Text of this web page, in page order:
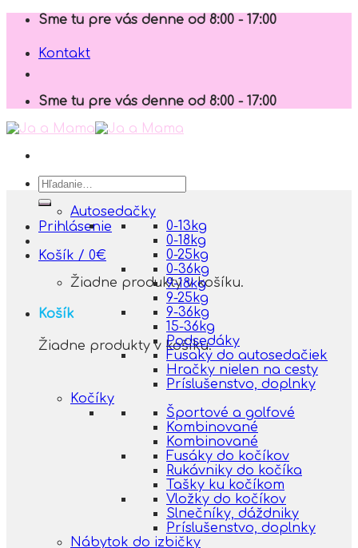
Skip
content
Sme tu pre vás denne od 8:00 - 17:00
Kontakt
Sme tu pre vás denne od 8:00 - 17:00
Hľadať:
Prihlásenie
Košík / 0€
Žiadne produkty v košíku.
Košík
Žiadne produkty v košíku.
Autosedačky
0-13kg
0-18kg
0-25kg
0-36kg
9-18kg
9-25kg
9-36kg
15-36kg
Podsedáky
Fusaky do autosedačiek
Hračky nielen na cesty
Príslušenstvo, doplnky
Kočíky
Športové a golfové
Kombinované
Kombinované
Fusáky do kočíkov
Rukávniky do kočíka
Tašky ku kočíkom
Vložky do kočíkov
Slnečníky, dáždniky
Príslušenstvo, doplnky
Nábytok do izbičky